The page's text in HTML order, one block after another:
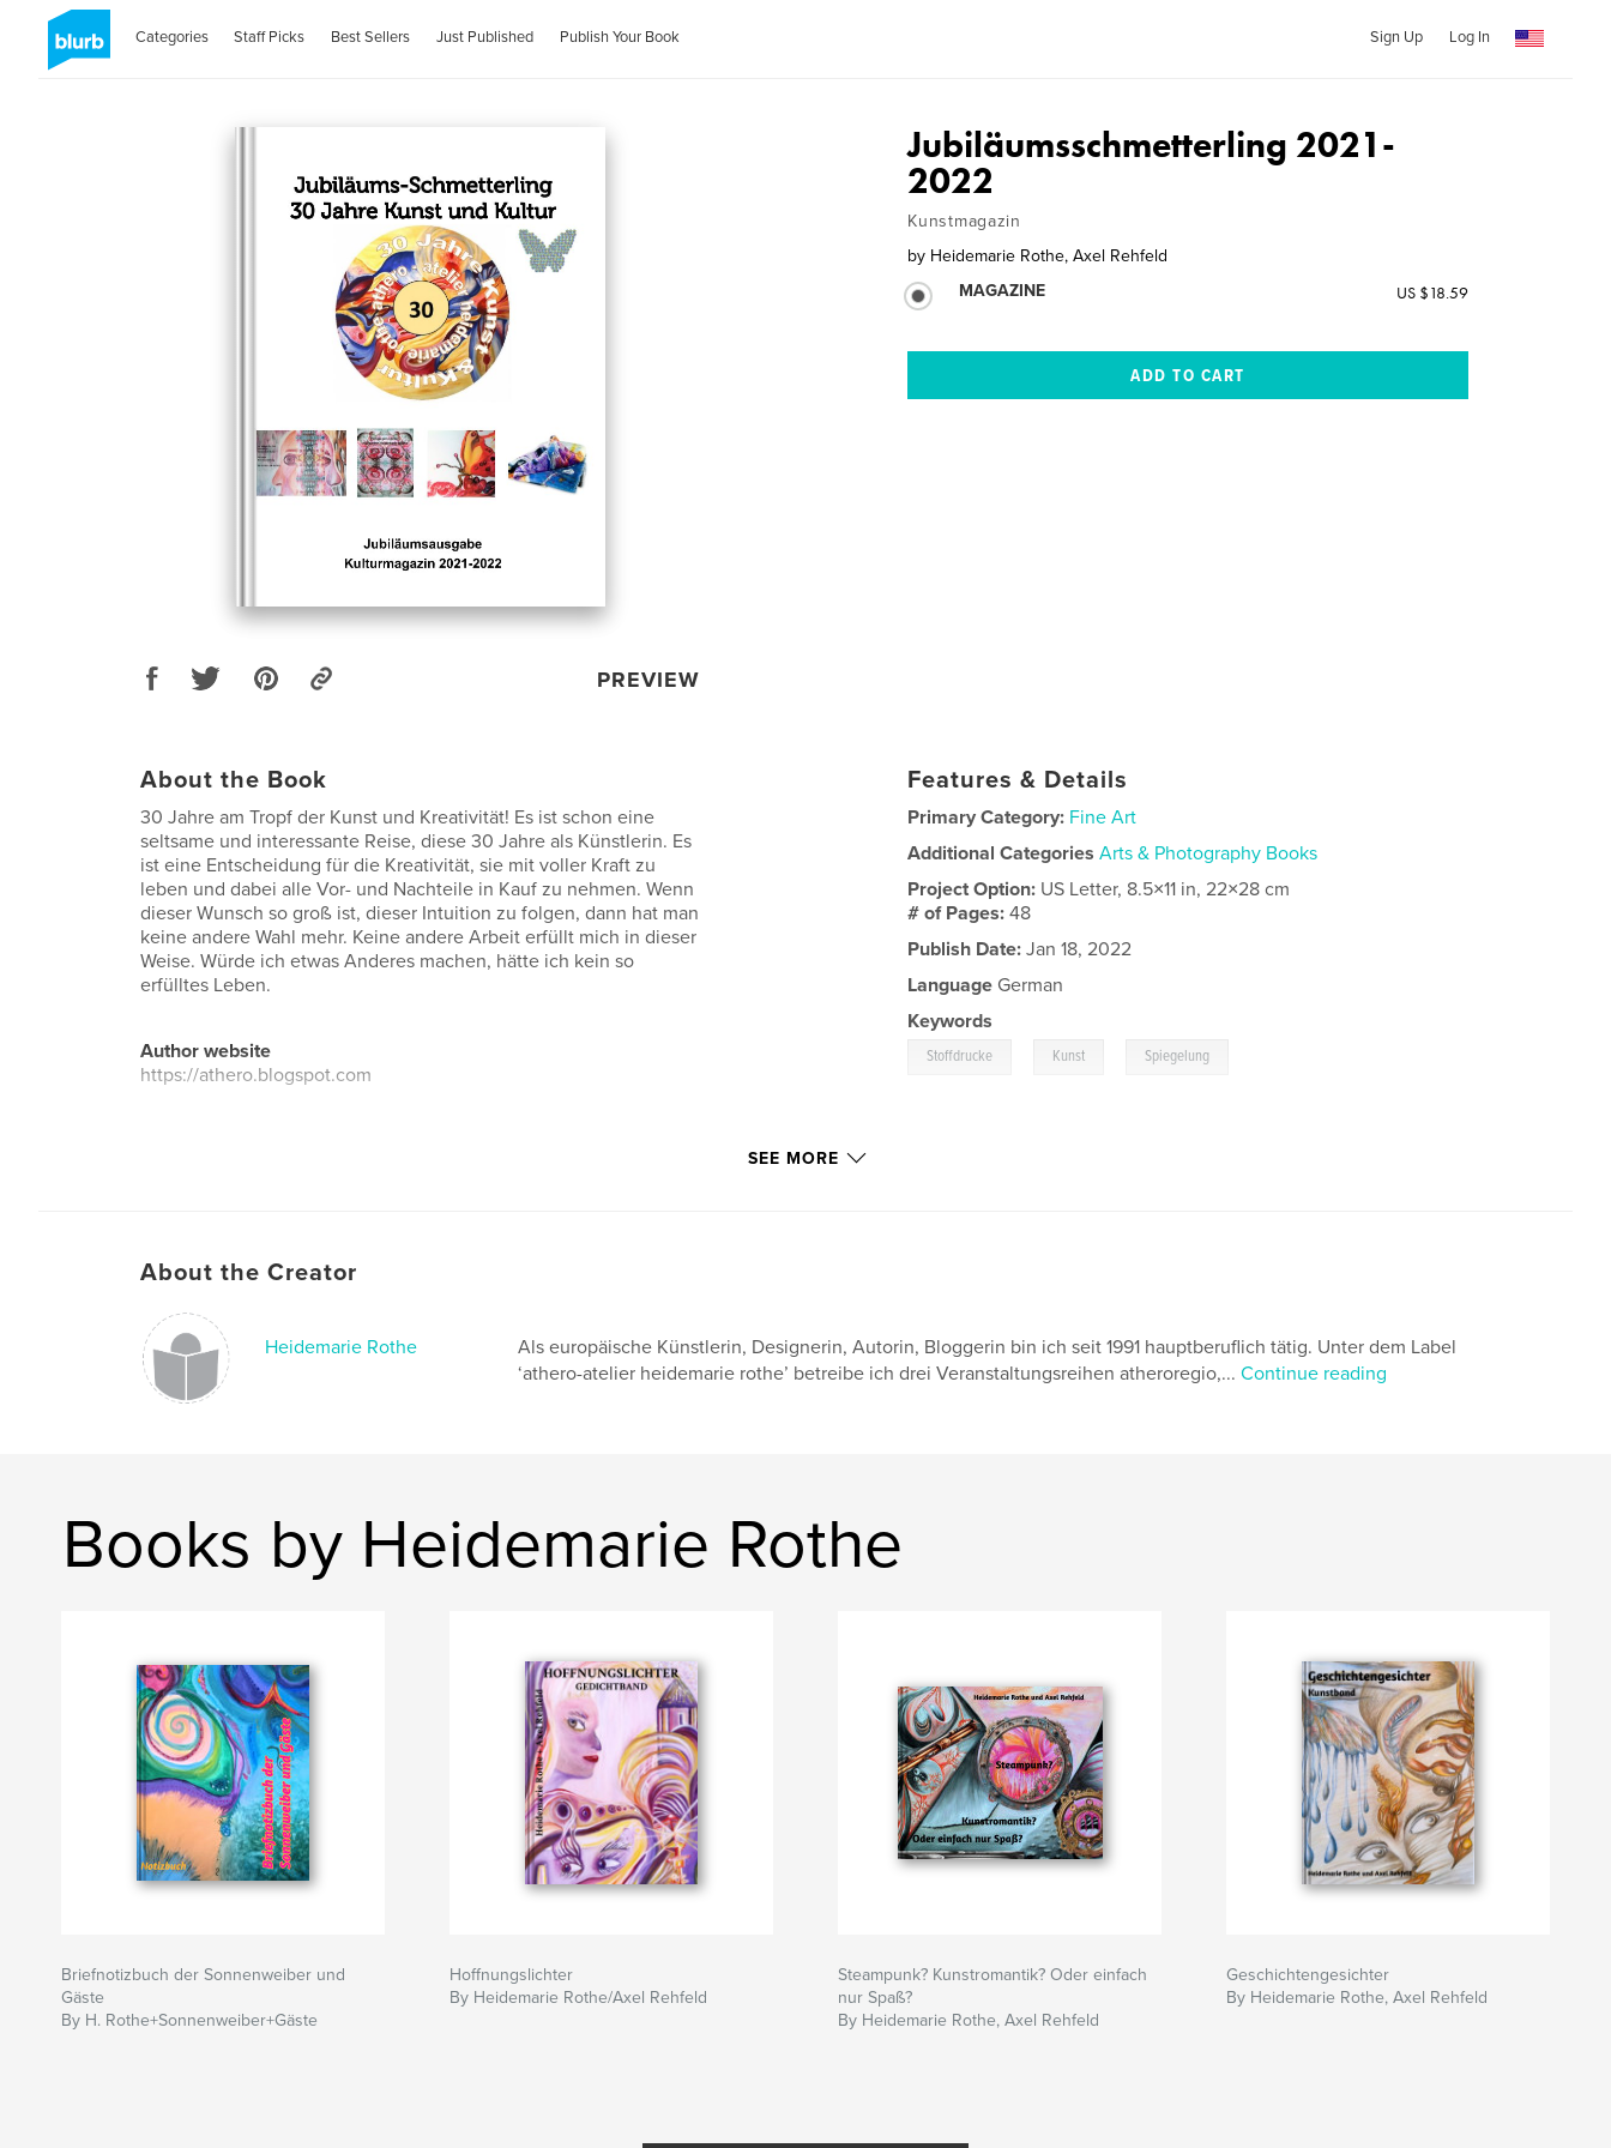
Categories Staff Picks Best Sellers Just Published Publish Your Book Sign Up Log In
PREVIEW
Jubiläumsschmetterling 2021-
2022
Kunstmagazin
by Heidemarie Rothe, Axel Rehfeld
MAGAZINE
US $18.59
About the Book
30 Jahre am Tropf der Kunst und Kreativität! Es ist schon eine
seltsame und interessante Reise, diese 30 Jahre als Künstlerin. Es
ist eine Entscheidung für die Kreativität, sie mit voller Kraft zu
leben und dabei alle Vor- und Nachteile in Kauf zu nehmen. Wenn
dieser Wunsch so groß ist, dieser Intuition zu folgen, dann hat man
keine andere Wahl mehr. Keine andere Arbeit erfüllt mich in dieser
Weise. Würde ich etwas Anderes machen, hätte ich kein so
erfülltes Leben.
Author website
https://athero.blogspot.com
Features & Details
Primary Category: Fine Art
Additional Categories Arts & Photography Books
Project Option: US Letter, 8.5×11 in, 22×28 cm
# of Pages:48
Publish Date: Jan 18, 2022
Language German
Keywords
Stoffdrucke Kunst Spiegelung
SEE MORE
About the Creator
Heidemarie Rothe
Als europäische Künstlerin, Designerin, Autorin, Bloggerin bin ich seit 1991 hauptberuflich tätig. Unter dem Label
‘athero-atelier heidemarie rothe’ betreibe ich drei Veranstaltungsreihen atheroregio,... Continue reading
Books by Heidemarie Rothe
Briefnotizbuch der Sonnenweiber und
Gäste
By H. Rothe+Sonnenweiber+Gäste
Hoffnungslichter
By Heidemarie Rothe/Axel Rehfeld
Steampunk? Kunstromantik? Oder einfach
nur Spaß?
By Heidemarie Rothe, Axel Rehfeld
Geschichtengesichter
By Heidemarie Rothe, Axel Rehfeld